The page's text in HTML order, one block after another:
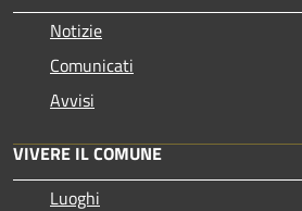
Notizie
Comunicati
Avvisi
VIVERE IL COMUNE
Luoghi